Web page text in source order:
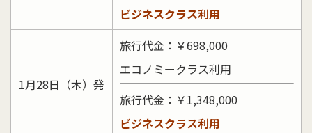
ビジネスクラス利用
1月28日（木）発
旅行代金：￥698,000
エコノミークラス利用
旅行代金：￥1,348,000
ビジネスクラス利用